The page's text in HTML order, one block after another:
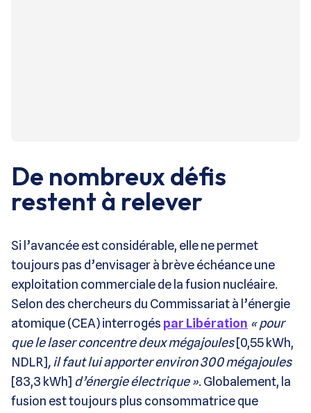
De nombreux défis
restent à relever
Si l’avancée est considérable, elle ne permet
toujours pas d’envisager à brève échéance une
exploitation commerciale de la fusion nucléaire.
Selon des chercheurs du Commissariat à l’énergie
atomique (CEA) interrogés par Libération « pour
que le laser concentre deux mégajoules[0,55 kWh,
NDLR], il faut lui apporter environ 300 mégajoules
[83,3 kWh] d’énergie électrique ». Globalement, la
fusion est toujours plus consommatrice que